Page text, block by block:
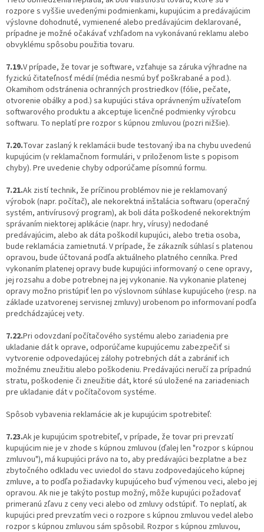
rozpore s vyššie uvedenými podmienkami, kupujúcim a predávajúcim
výslovne dohodnuté, vymienené alebo predávajúcim deklarované,
prípadne je možné očakávať vzhľadom na vykonávanú reklamu alebo
obvyklému spôsobu použitia tovaru.
7.19.V prípade, že tovar je software, vzťahuje sa záruka výhradne na
fyzickú čitateľnosť médií (média nesmú byť poškrabané a pod.).
Okamihom odstránenia ochranných prostriedkov (fólie, pečate,
otvorenie obálky a pod.) sa kupujúci stáva oprávneným užívateľom
softwarového produktu a akceptuje licenčné podmienky výrobcu
softwaru. To neplatí pre rozpor s kúpnou zmluvou (pozri nižšie).
7.20.Tovar zaslaný k reklamácii bude testovaný iba na chybu uvedenú
kupujúcim (v reklamačnom formulári, v priloženom liste s popisom
chyby). Pre uvedenie chyby odporúčame písomnú formu.
7.21.Ak zistí technik, že príčinou problémov nie je reklamovaný
výrobok (napr. počítač), ale nekorektná inštalácia softwaru (operačný
systém, antivírusový program), ak boli dáta poškodené nekorektným
správaním niektorej aplikácie (napr. hry, vírusy) nedodané
predávajúcim, alebo ak dáta poškodil kupujúci, alebo tretia osoba,
bude reklamácia zamietnutá. V prípade, že zákazník súhlasí s platenou
opravou, bude účtovaná podľa aktuálneho platného cenníka. Pred
vykonaním platenej opravy bude kupujúci informovaný o cene opravy,
jej rozsahu a dobe potrebnej na jej vykonanie. Na vykonanie platenej
opravy možno pristúpiť len po výslovnom súhlase kupujúceho (resp. na
základe uzatvorenej servisnej zmluvy) urobenom po informovaní podľa
predchádzajúcej vety.
7.22.Pri odovzdaní počítačového systému alebo zariadenia pre
ukladanie dát k oprave, odporúčame kupujúcemu zabezpečiť si
vytvorenie odpovedajúcej zálohy potrebných dát a zabrániť ich
možnému zneužitiu alebo poškodeniu. Predávajúci neručí za prípadnú
stratu, poškodenie či zneužitie dát, ktoré sú uložené na zariadeniach
pre ukladanie dát v počítačovom systéme.
Spôsob vybavenia reklamácie ak je kupujúcim spotrebiteľ:
7.23.Ak je kupujúcim spotrebiteľ, v prípade, že tovar pri prevzatí
kupujúcim nie je v zhode s kúpnou zmluvou (ďalej len "rozpor s kúpnou
zmluvou"), má kupujúci právo na to, aby predávajúci bezplatne a bez
zbytočného odkladu vec uviedol do stavu zodpovedajúceho kúpnej
zmluve, a to podľa požiadavky kupujúceho buď výmenou veci, alebo jej
opravou. Ak nie je takýto postup možný, môže kupujúci požadovať
primeranú zľavu z ceny veci alebo od zmluvy odstúpiť. To neplatí, ak
kupujúci pred prevzatím veci o rozpore s kúpnou zmluvou vedel alebo
rozpor s kúpnou zmluvou sám spôsobil. Rozpor s kúpnou zmluvou,